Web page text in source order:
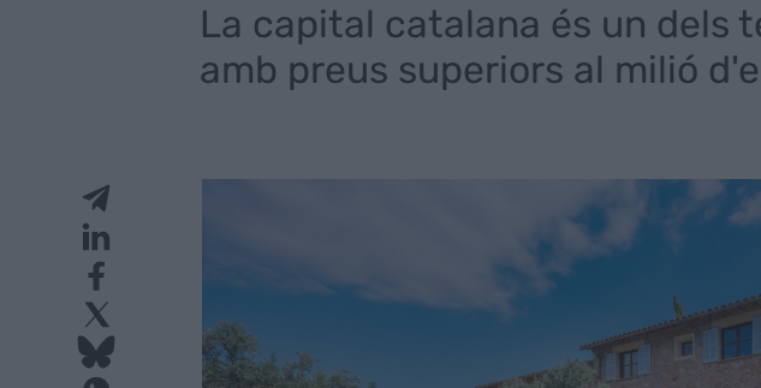
La capital catalana és un dels
amb preus superiors al milió